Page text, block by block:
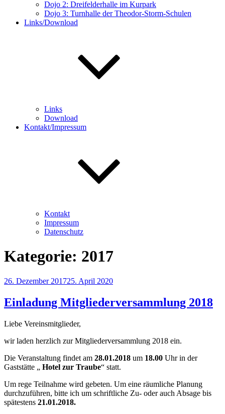
Dojo 2: Dreifelderhalle im Kurpark
Dojo 3: Turnhalle der Theodor-Storm-Schulen
Links/Download
Links
Download
Kontakt/Impressum
Kontakt
Impressum
Datenschutz
Kategorie: 2017
Veröffentlicht
26. Dezember 201725. April 2020
Einladung Mitgliederversammlung 2018
Liebe Vereinsmitglieder,
wir laden herzlich zur Mitgliederversammlung 2018 ein.
Die Veranstaltung findet am 28.01.2018 um 18.00 Uhr in der
Gaststätte „ Hotel zur Traube“ statt.
Um rege Teilnahme wird gebeten. Um eine räumliche Planung
durchzuführen, bitte ich um schriftliche Zu- oder auch Absage bis
spätestens 21.01.2018.